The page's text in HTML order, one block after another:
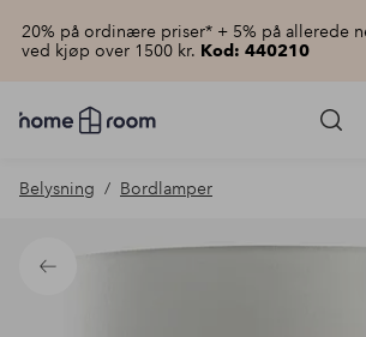
20% på ordinære priser* + 5% på allerede
ved kjøp over 1500 kr. Kod: 440210
Homeroom
–
hjemmet
pris
Belysning Bordlamper
Tilbake